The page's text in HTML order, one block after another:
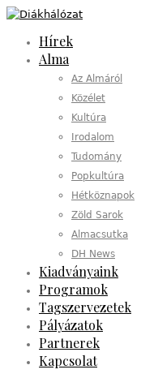
Hírek
Alma
Az Almáról
Közélet
Kultúra
Irodalom
Tudomány
Popkultúra
Hétköznapok
Zöld Sarok
Almacsutka
DH News
Kiadványaink
Programok
Tagszervezetek
Pályázatok
Partnerek
Kapcsolat